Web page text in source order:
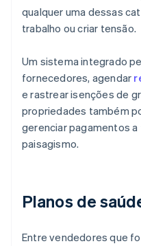
qualquer uma dessas
trabalho ou criar tensão.
Um sistema integrado
fornecedores, agendar
e rastrear isenções de
propriedades também
gerenciar pagamentos
paisagismo.
Planos de
Entre vendedores que